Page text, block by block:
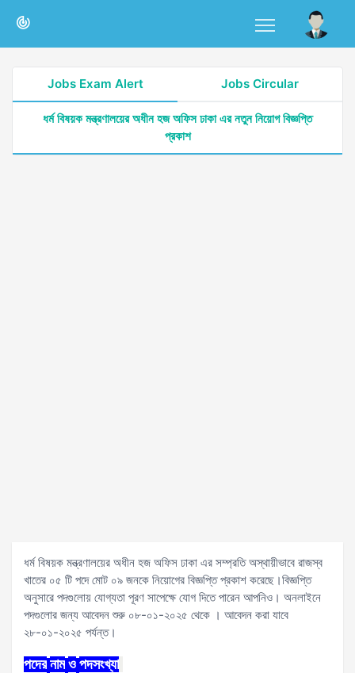
Jobs Exam Alert Jobs Circular
ধর্ম বিষয়ক মন্ত্রণালয়ের অধীন হজ অফিস ঢাকা এর নতুন নিয়োগ বিজ্ঞপ্তি
প্রকাশ
ধর্ম বিষয়ক মন্ত্রণালয়ের অধীন হজ অফিস ঢাকা এর সম্প্রতি অস্থায়ীভাবে রাজস্ব
খাতের ০৫ টি পদে মোট ০৯ জনকে নিয়োগের বিজ্ঞপ্তি প্রকাশ করেছে।বিজ্ঞপ্তি
অনুসারে পদগুলোয় যোগ্যতা পূরণ সাপেক্ষে যোগ দিতে পারেন আপনিও। অনলাইনে
পদগুলোর জন্য আবেদন শুরু ০৮-০১-২০২৫ থেকে । আবেদন করা যাবে
২৮-০১-২০২৫ পর্যন্ত।
পদের নাম ও পদসংখ্যা